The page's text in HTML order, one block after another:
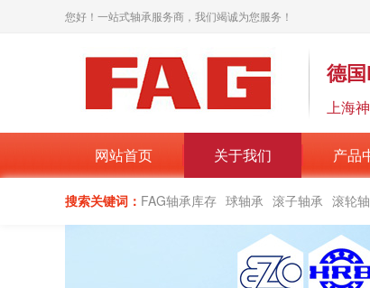
您好！一站式轴承服务商，我们竭诚为您服务！
德国
上海
网站首页 关于我们 产品
搜索关键词： FAG轴承库存 球轴承 滚子轴承 滚轮